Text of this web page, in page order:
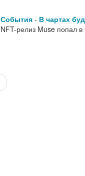
События - В чартах
NFT-релиз Muse попал в